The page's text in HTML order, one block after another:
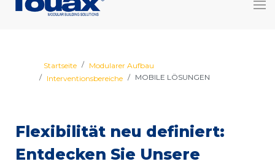
Startseite
Modularer Aufbau
Interventionsbereiche
MOBILE LÖSUNGEN
Flexibilität neu definiert:
Entdecken Sie Unsere